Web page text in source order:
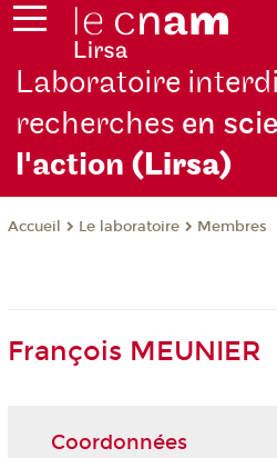
Laboratoire
recherches en
l'action (Lirsa)
Accueil Le laboratoire Membres
François MEUNIER
Coordonnées